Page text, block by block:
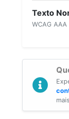
Texto
WCAG AAA